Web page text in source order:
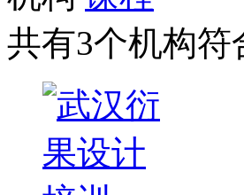
共有3个机构符